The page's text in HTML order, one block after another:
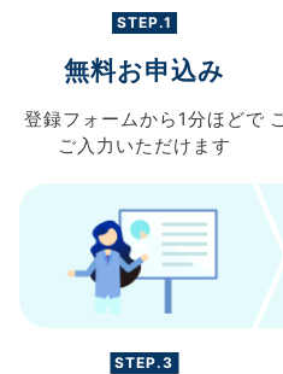
STEP.1
無料お申込み
登録フォームから 1分ほどで
ご入力 いただけます
STEP.3